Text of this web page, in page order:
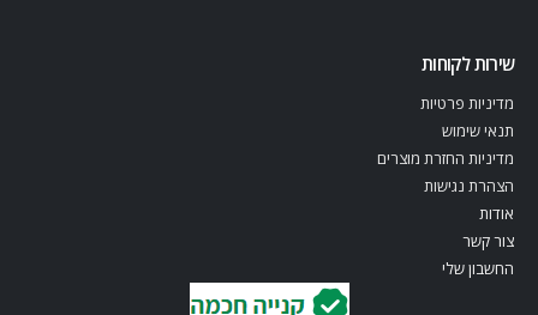
שירות לקוחות
מדיניות פרטיות
תנאי שימוש
מדיניות החזרת מוצרים
הצהרת נגישות
אודות
צור קשר
החשבון שלי